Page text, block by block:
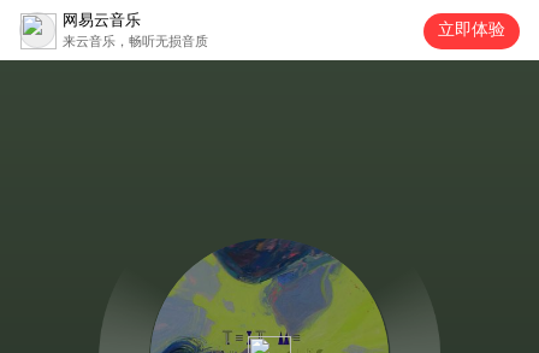
网易云音乐
来云音乐，畅听无损音质
立即体验